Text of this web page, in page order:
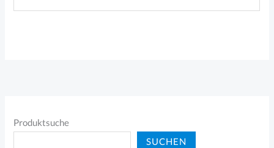
Produktsuche
SUCHEN